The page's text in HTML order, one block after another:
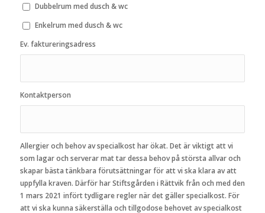
Dubbelrum med dusch & wc
Enkelrum med dusch & wc
Ev. faktureringsadress
Kontaktperson
Allergier och behov av specialkost har ökat. Det är viktigt att vi
som lagar och serverar mat tar dessa behov på största allvar och
skapar bästa tänkbara förutsättningar för att vi ska klara av att
uppfylla kraven. Därför har Stiftsgården i Rättvik från och med den
1 mars 2021 infört tydligare regler när det gäller specialkost. För
att vi ska kunna säkerställa och tillgodose behovet av specialkost